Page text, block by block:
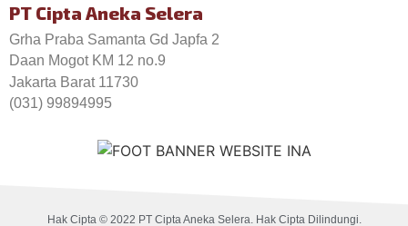
PT Cipta Aneka Selera
Grha Praba Samanta Gd Japfa 2
Daan Mogot KM 12 no.9
Jakarta Barat 11730
(031) 99894995
Hak Cipta © 2022 PT Cipta Aneka Selera. Hak Cipta Dilindungi.